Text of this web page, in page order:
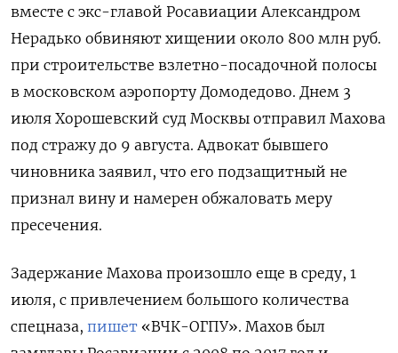
вместе с экс-главой Росавиации Александром
Нерадько обвиняют хищении около 800 млн руб.
при строительстве взлетно-посадочной полосы
в московском аэропорту Домодедово. Днем 3
июля Хорошевский суд Москвы отправил Махова
под стражу до 9 августа. Адвокат бывшего
чиновника заявил, что его подзащитный не
признал вину и намерен обжаловать меру
пресечения.
Задержание Махова произошло еще в среду, 1
июля, с привлечением большого количества
спецназа, пишет «ВЧК-ОГПУ». Махов был